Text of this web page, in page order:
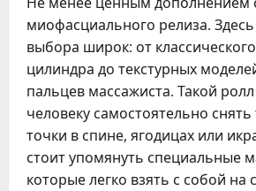
миофасциального релиза.
выбора широк: от
цилиндра до текстурных
пальцев массажиста. Такой
человеку самостоятельно
точки в спине, ягодицах или
стоит упомянуть специальные
которые легко взять с собой на